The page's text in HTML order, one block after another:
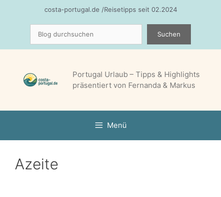
costa-portugal.de /Reisetipps seit 02.2024
Suchen
Portugal Urlaub – Tipps & Highlights
präsentiert von Fernanda & Markus
Menü
Azeite